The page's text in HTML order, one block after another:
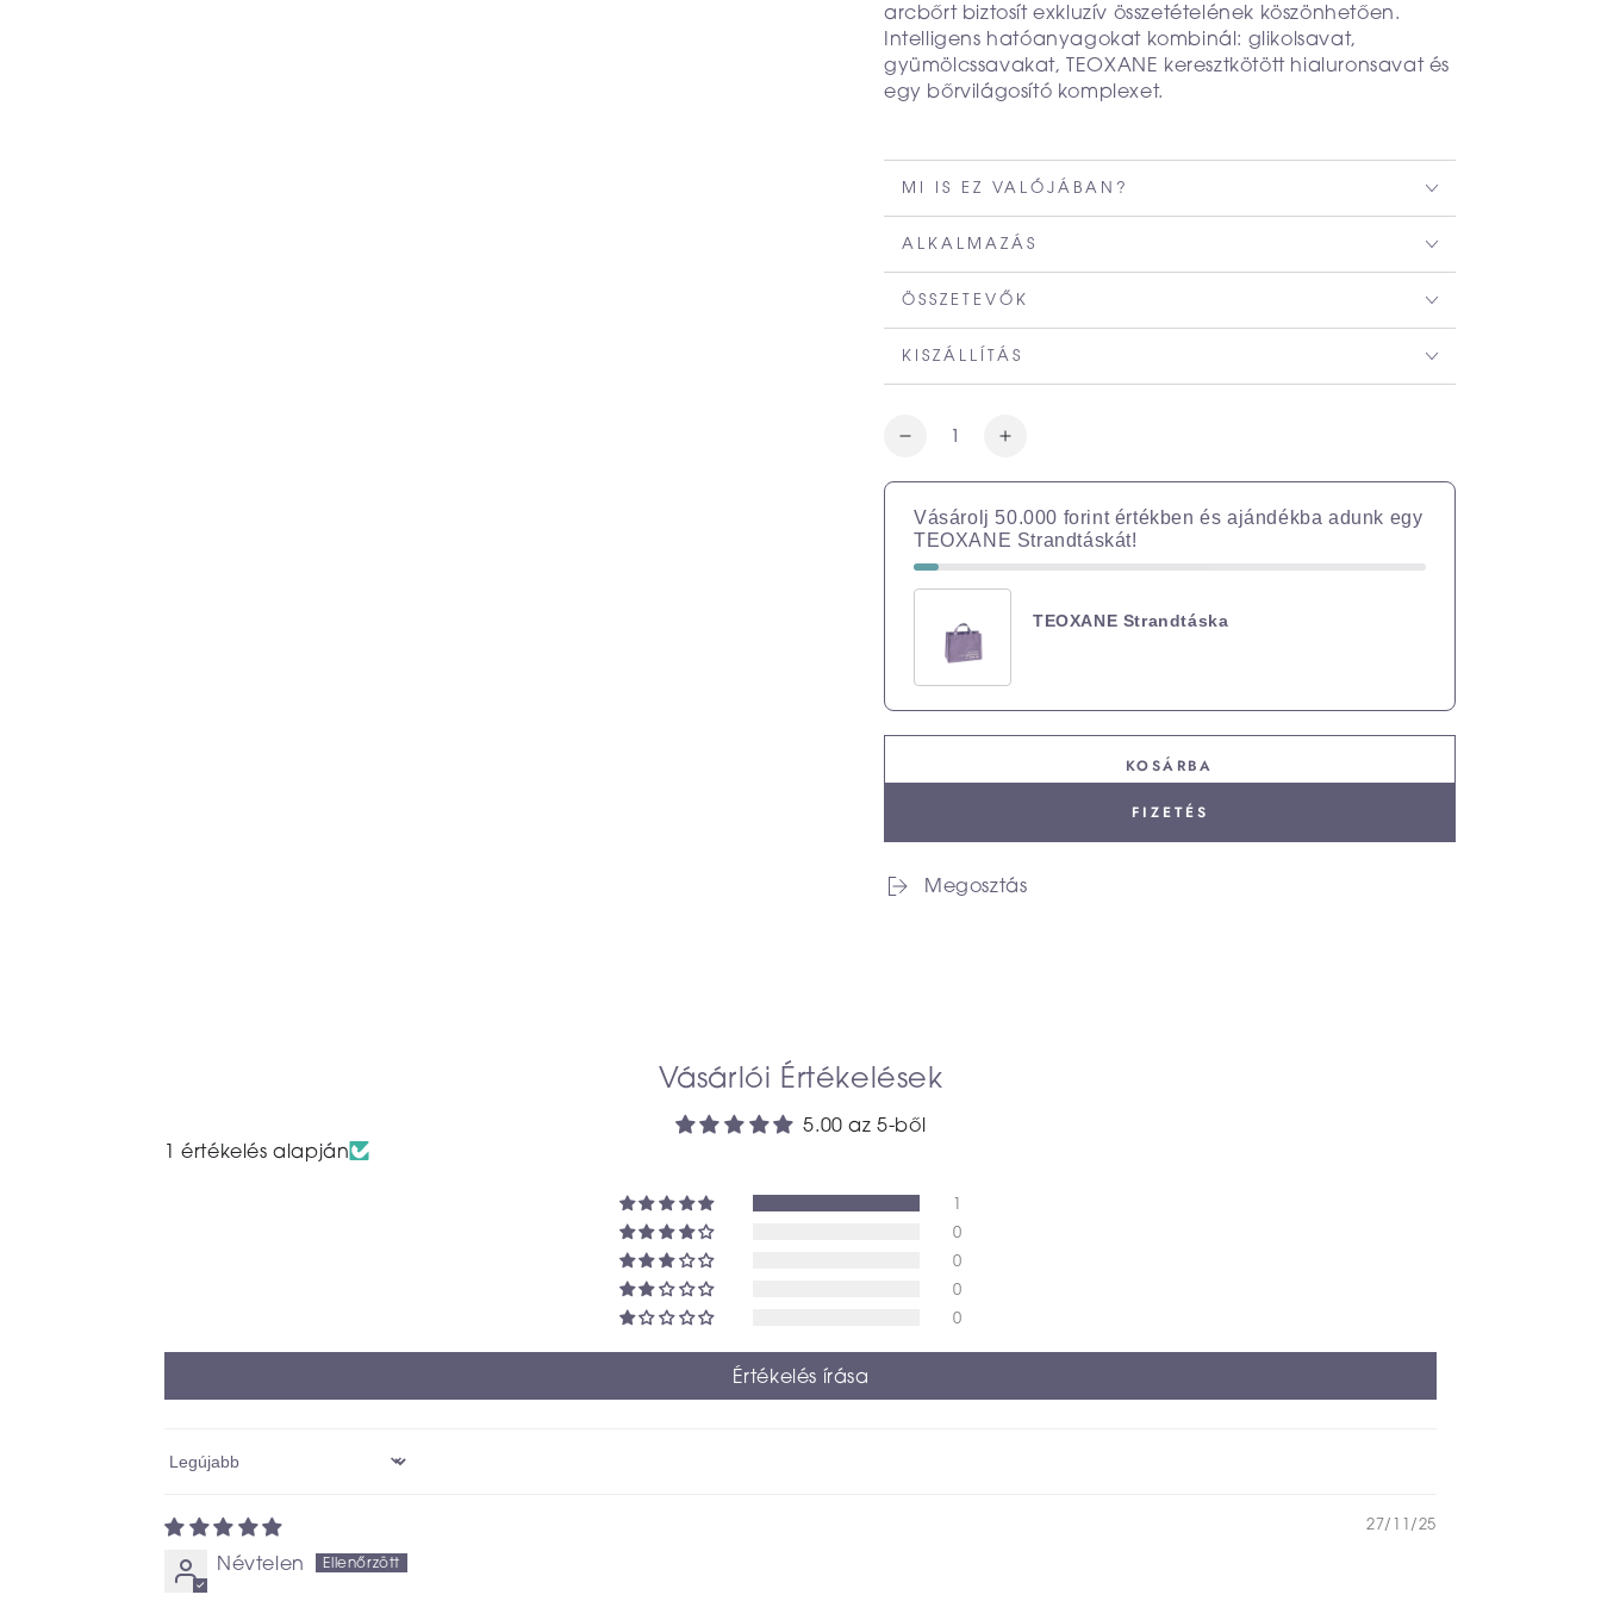
arcbőrt biztosít exkluzív összetételének köszönhetően.
Intelligens hatóanyagokat kombinál: glikolsavat,
gyümölcssavakat, TEOXANE keresztkötött hialuronsavat és
egy bőrvilágosító komplexet.
MI IS EZ VALÓJÁBAN?
ALKALMAZÁS
ÖSSZETEVŐK
KISZÁLLÍTÁS
Vásárolj 50.000 forint értékben és ajándékba adunk egy
TEOXANE Strandtáskát!
TEOXANE Strandtáska
KOSÁRBA
FIZETÉS
Megosztás
Vásárlói Értékelések
5.00 az 5-ből
1 értékelés alapján
1
0
0
0
0
Értékelés írása
Sort by
27/11/25
Névtelen